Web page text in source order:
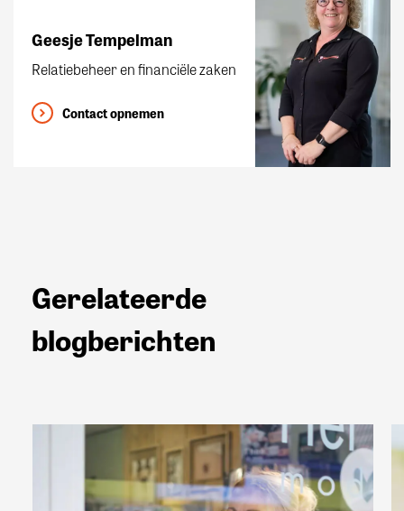
Geesje Tempelman
Relatiebeheer en financiële zaken
Contact opnemen
Gerelateerde
blogberichten